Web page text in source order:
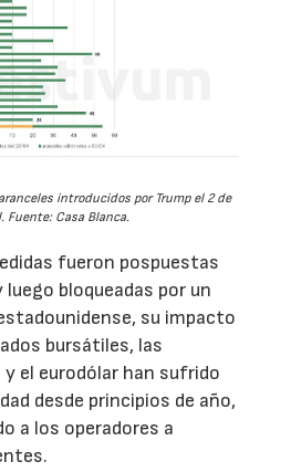
introducidos por Trump el 2 de
Fuente: Casa Blanca.
fueron pospuestas
luego bloqueadas por un
su impacto
bursátiles, las
el eurodólar han sufrido
desde principios de año,
a los operadores a